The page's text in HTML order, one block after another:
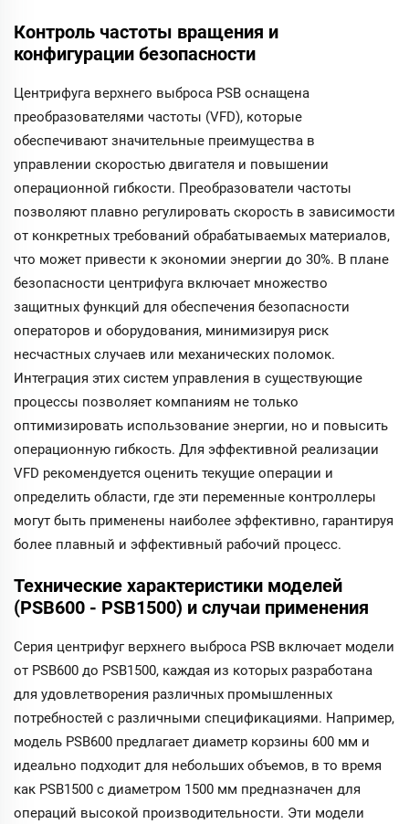
Контроль частоты вращения и
конфигурации безопасности
Центрифуга верхнего выброса PSB оснащена
преобразователями частоты (VFD), которые
обеспечивают значительные преимущества в
управлении скоростью двигателя и повышении
операционной гибкости. Преобразователи частоты
позволяют плавно регулировать скорость в зависимости
от конкретных требований обрабатываемых материалов,
что может привести к экономии энергии до 30%. В плане
безопасности центрифуга включает множество
защитных функций для обеспечения безопасности
операторов и оборудования, минимизируя риск
несчастных случаев или механических поломок.
Интеграция этих систем управления в существующие
процессы позволяет компаниям не только
оптимизировать использование энергии, но и повысить
операционную гибкость. Для эффективной реализации
VFD рекомендуется оценить текущие операции и
определить области, где эти переменные контроллеры
могут быть применены наиболее эффективно, гарантируя
более плавный и эффективный рабочий процесс.
Технические характеристики моделей
(PSB600 - PSB1500) и случаи применения
Серия центрифуг верхнего выброса PSB включает модели
от PSB600 до PSB1500, каждая из которых разработана
для удовлетворения различных промышленных
потребностей с различными спецификациями. Например,
модель PSB600 предлагает диаметр корзины 600 мм и
идеально подходит для небольших объемов, в то время
как PSB1500 с диаметром 1500 мм предназначен для
операций высокой производительности. Эти модели